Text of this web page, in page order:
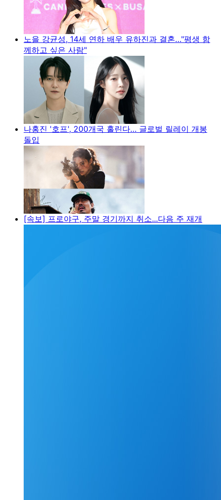
노을 강균성, 14세 연하 배우 유하진과 결혼…"평생 함
께하고 싶은 사람"
나홍진 '호프', 200개국 홀린다… 글로벌 릴레이 개봉
돌입
[속보] 프로야구, 주말 경기까지 취소...다음 주 재개